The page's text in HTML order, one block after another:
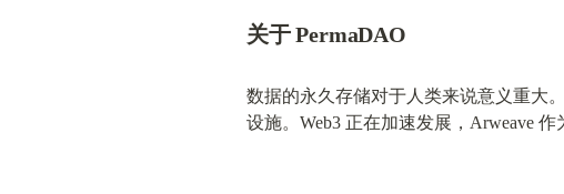
关于 PermaDAO
数据的永久存储对于人类来说意义重大
设施。Web3 正在加速发展，Arweave